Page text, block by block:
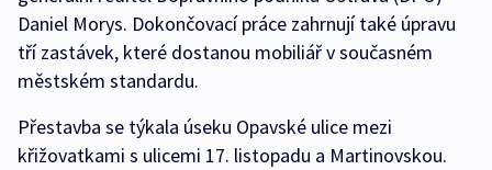
Daniel Morys. Dokončovací práce zahrnují také úpravu
tří zastávek, které dostanou mobiliář v současném
městském standardu.
Přestavba se týkala úseku Opavské ulice mezi
křižovatkami s ulicemi 17. listopadu a Martinovskou.